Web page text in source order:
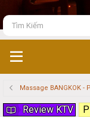
Massage BANGKOK -
Review KTV